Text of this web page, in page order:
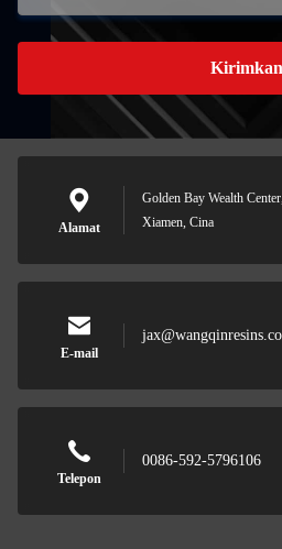
Kirimkan
Alamat
Golden Bay Wealth
Xiamen, Cina
E-mail
Telepon
0086-592-5796106